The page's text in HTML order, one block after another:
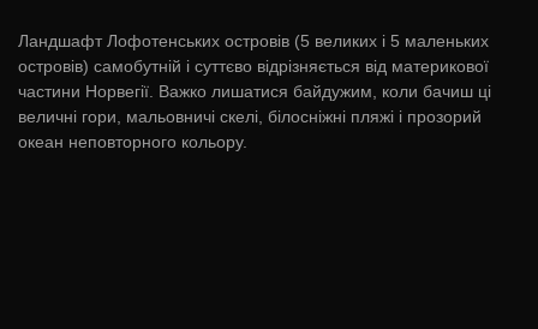
Ландшафт Лофотенських островів (5 великих і 5 маленьких
островів) самобутній і суттєво відрізняється від материкової
частини Норвегії. Важко лишатися байдужим, коли бачиш ці
величні гори, мальовничі скелі, білосніжні пляжі і прозорий
океан неповторного кольору.